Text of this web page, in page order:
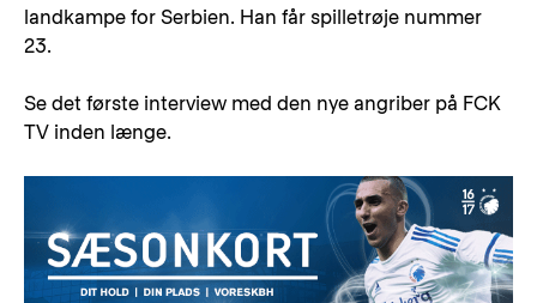
landkampe for Serbien. Han får spilletrøje nummer
23.
Se det første interview med den nye angriber på FCK
TV inden længe.